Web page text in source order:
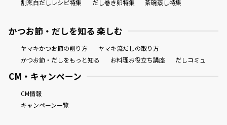
割烹白だしレシピ特集 だし巻き卵特集 茶碗蒸し特集
かつお節・だしを知る 楽しむ
ヤマキかつお節の削り方
ヤマキ流だしの取り方
かつお節・だしをもっと知る
お料理お役立ち講座 だしコミュ
CM・キャンペーン
CM情報
キャンペーン一覧